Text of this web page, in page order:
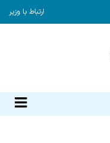
ارتباط با وزیر